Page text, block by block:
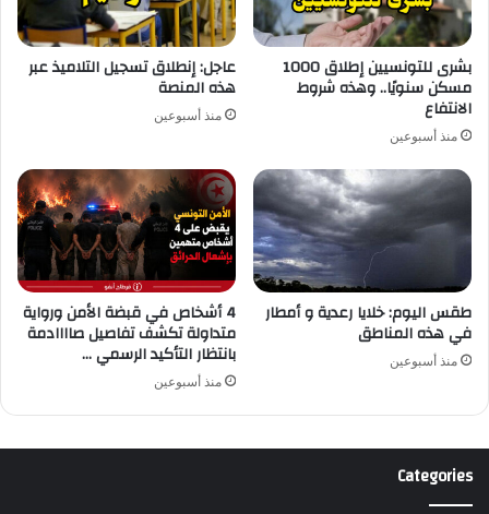
بشرى للتونسيين إطلاق 1000
مسكن سنويًا.. وهذه شروط
الانتفاع
منذ أسبوعين
عاجل: إنطلاق تسجيل التلاميذ عبر
هذه المنصة
منذ أسبوعين
طقس اليوم: خلايا رعدية و أمطار
في هذه المناطق
منذ أسبوعين
4 أشخاص في قبضة الأمن ورواية
متداولة تكشف تفاصيل صاااادمة
بانتظار التأكيد الرسمي …
منذ أسبوعين
Categories